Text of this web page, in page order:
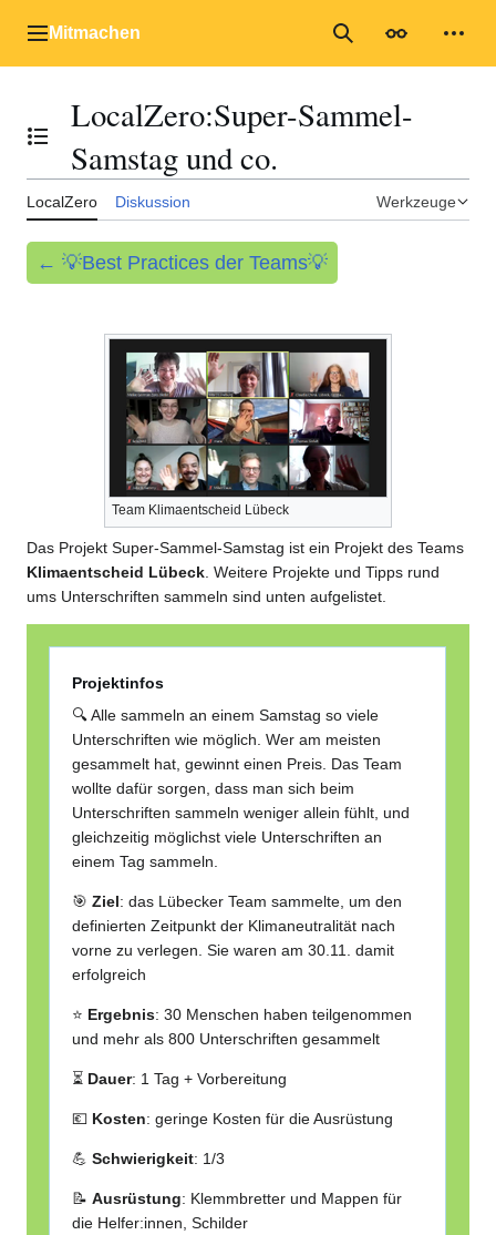
Inhalt
Hauptmenü
Mitmachen Suche
Inhaltsverzeichnis umschalten
LocalZero:Super-Sammel-
Samstag und co.
LocalZero Diskussion Werkzeuge
← 💡Best Practices der Teams💡
Team Klimaentscheid Lübeck
Das Projekt Super-Sammel-Samstag ist ein Projekt des Teams
Klimaentscheid Lübeck . Weitere Projekte und Tipps rund
ums Unterschriften sammeln sind unten aufgelistet.
Projektinfos
🔍 Alle sammeln an einem Samstag so viele
Unterschriften wie möglich. Wer am meisten
gesammelt hat, gewinnt einen Preis. Das Team
wollte dafür sorgen, dass man sich beim
Unterschriften sammeln weniger allein fühlt, und
gleichzeitig möglichst viele Unterschriften an
einem Tag sammeln.
🎯Ziel: das Lübecker Team sammelte, um den
definierten Zeitpunkt der Klimaneutralität nach
vorne zu verlegen. Sie waren am 30.11. damit
erfolgreich
⭐ Ergebnis: 30 Menschen haben teilgenommen
und mehr als 800 Unterschriften gesammelt
⏳ Dauer: 1 Tag + Vorbereitung
💶 Kosten: geringe Kosten für die Ausrüstung
💪Schwierigkeit: 1/3
📝Ausrüstung: Klemmbretter und Mappen für
die Helfer:innen, Schilder